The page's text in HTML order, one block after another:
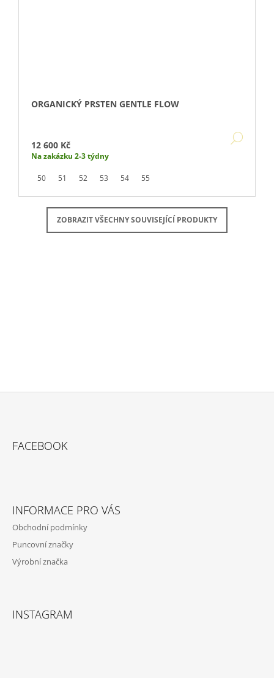
ORGANICKÝ PRSTEN GENTLE FLOW
12 600 Kč
Na zakázku 2-3 týdny
50 51 52 53 54 55
ZOBRAZIT VŠECHNY SOUVISEJÍCÍ PRODUKTY
FACEBOOK
INFORMACE PRO VÁS
Obchodní podmínky
Puncovní značky
Výrobní značka
INSTAGRAM